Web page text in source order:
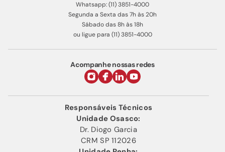
Whatsapp: (11) 3851-4000
Segunda a Sexta das 7h às 20h
Sábado das 8h às 18h
ou ligue para (11) 3851-4000
Acompanhe nossas redes
Responsáveis Técnicos
Unidade Osasco:
Dr. Diogo Garcia
CRM SP 112026